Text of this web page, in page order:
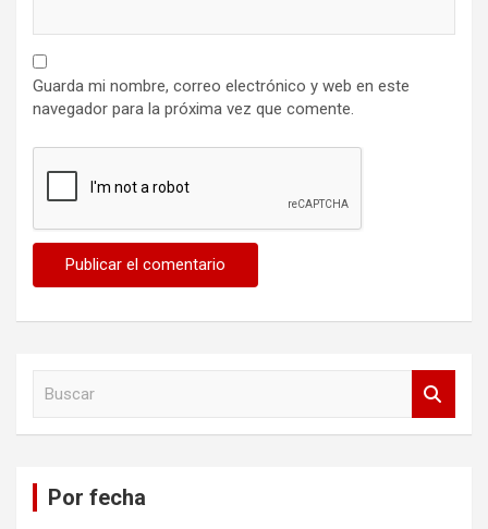
Guarda mi nombre, correo electrónico y web en este
navegador para la próxima vez que comente.
Por fecha